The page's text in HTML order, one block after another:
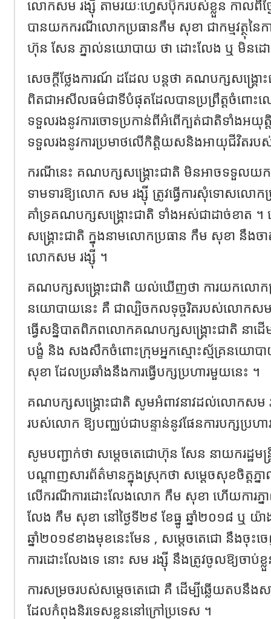
លោក​សម​ រង្ស៊ី​ តាម​រយៈ​ហ្វេសប៊ុក​របស់​ខ្លួន​ កាលពី​ថ្ងៃ
បាន​យក​ករណី​លោក​ប្រធាន​កឹម​ សុខា​ ជា​កម្មវត្ថុ​នៃ​ក
ហ៊ុន​ សែន​ ភ្នាល់​នយោបាយ​ ថា​ ដោះលែង​ ឬ​ មិន​ដ
សេចក្ដី​ថ្លែង​ការណ៍​ ដដែល​ បន្ត​ថា​ គណបក្ស​សង្គ្រោះ​
ពិត​ជា​អសីលធម៌​ជា​ទីបំផុត​ដែល​បាន​ប្រព្រឹត្ត​ចំពោះ​
ទទួល​រង​នូវ​ការ​ចោទប្រកាន់​ពី​អំពើ​ក្បត់ជាតិ​ទាំង​អ
ទទួល​រង​នូវ​ការ​ប្រមាថ​លើ​កិត្តិយស​និង​អាយុ​ជីវិត​រ
ករណី​នេះ​ គណបក្ស​សង្គ្រោះ​ជាតិ​ មិន​អាច​ទទួល​យ
ទាមទារ​ឱ្យ​លោក​ សម​ រង្ស៊ី​ ត្រូវ​ធ្វើ​ការ​សុំទោស​លោ
គាំទ្រ​គណបក្ស​សង្គ្រោះ​ជាតិ​ ទាំង​អស់​ជា​ដាច់ខាត​
សង្គ្រោះ​ជាតិ​ ក្នុង​នាម​លោក​ប្រធាន​ កឹម​ សុខា​ នឹង​ចាត់​
លោក​សម​ រង្ស៊ី​ ។
គណបក្ស​សង្គ្រោះ​ជាតិ​ យល់​ឃើញ​ថា​ ការ​យក​លោក​
នយោបាយ​នេះ​ គឺ​ ជា​ល្បិច​កល​ទុច្ចរិត​របស់​លោក​សម​
ធ្វើ​សន្និបាត​ពិភពលោក​គណបក្ស​សង្គ្រោះ​ជាតិ​ នា​ដើម​
បង្ខំ​ និង​ សងសឹក​ចំពោះ​ក្រុម​អ្នក​ស្មោះ​ស្ម័គ្រ​នយោ
សុខា​ ដែល​ប្រឆាំង​នឹង​ការ​ធ្វើ​បក្ស​ប្រហារ​មួយ​នេះ​ ។
គណបក្ស​សង្គ្រោះ​ជាតិ​ សូម​អំពាវនាវ​ដល់​លោក​សម​
របស់​លោក​ ឱ្យ​បញ្ឈប់​ជា​បន្ទាន់​នូវ​ផែនការ​បក្ស​ប្រហ
សូម​បញ្ជាក់​ថា​ សម្តេច​តេជោ​ហ៊ុន​ សែន​ នាយករដ្ឋមន្ត្
បណ្ដាញ​សារព័ត៌មានក្នុងស្រុកថា​ សម្តេច​សុខចិត្ត​ភ្ន
លើករណីការដោះលែងលោក កឹម សុខា ហើយការភ្នា
លែង កឹម សុខា នៅថ្ងៃទី២៩ ខែធ្នូ ឆ្នាំ២០១៨ ឬ​ យ៉ា
ឆ្នាំ២០១៩​ខាងមុខនេះមែន​ , សម្តេចតេជោ នឹងចុ
ការដោះលែងទេ នោះ សម រង្ស៊ី នឹងត្រូវចូលឱ្យចាប់ខ្
ការ​សម្រច​របស់​សម្តេច​តេជោ​ គឺ​ ដើម្បី​ឆ្លើយតប​នឹង​
ដែល​កំពុង​និរទេស​ខ្លួន​នៅ​ក្រៅ​ប្រទេស​ ។